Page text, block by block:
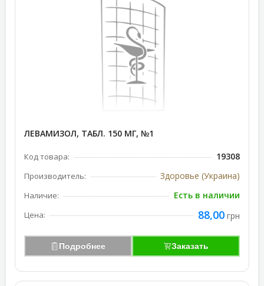
ЛЕВАМИЗОЛ, ТАБЛ. 150 МГ, №1
Код товара: 19308
Производитель: Здоровье (Украина)
Наличие: Есть в наличии
Цена: 88,00 грн
Подробнее Заказать